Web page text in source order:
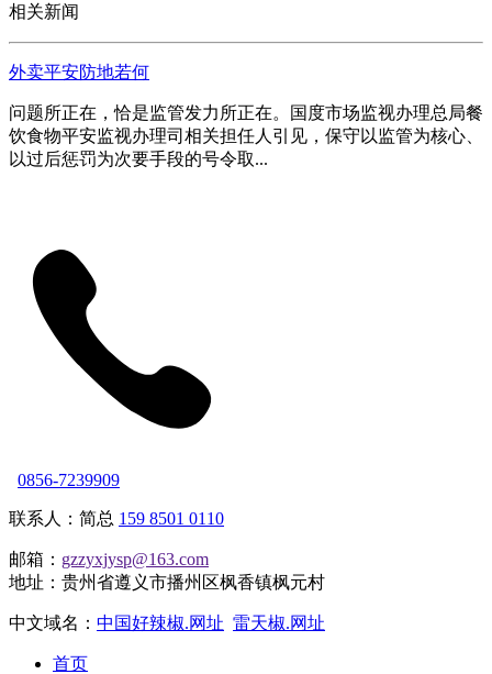
相关新闻
外卖平安防地若何
问题所正在，恰是监管发力所正在。国度市场监视办理总局餐
饮食物平安监视办理司相关担任人引见，保守以监管为核心、
以过后惩罚为次要手段的号令取...
0856-7239909
联系人：简总 159 8501 0110
邮箱： gzzyxjysp@163.com
地址：贵州省遵义市播州区枫香镇枫元村
中文域名： 中国好辣椒.网址 雷天椒.网址
首页